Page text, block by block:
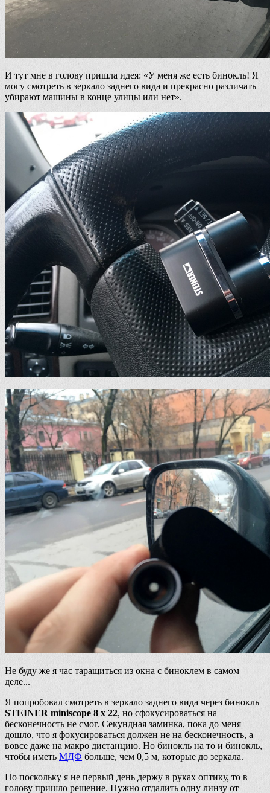
И тут мне в голову пришла идея: «У меня же есть бинокль! Я
могу смотреть в зеркало заднего вида и прекрасно различать
убирают машины в конце улицы или нет».
Не буду же я час таращиться из окна с биноклем в самом
деле...
Я попробовал смотреть в зеркало заднего вида через бинокль
STEINER miniscope 8 x 22, но сфокусироваться на
бесконечность не смог. Секундная заминка, пока до меня
дошло, что я фокусироваться должен не на бесконечность, а
вовсе даже на макро дистанцию. Но бинокль на то и бинокль,
чтобы иметь МДФ больше, чем 0,5 м, которые до зеркала.
Но поскольку я не первый день держу в руках оптику, то в
голову пришло решение. Нужно отдалить одну линзу от